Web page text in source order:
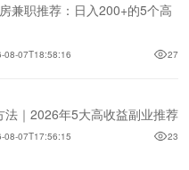
兼职推荐：日入200+的5个高
08-07T18:58:16 27
法｜2026年5大高收益副业推荐
08-07T17:56:15 23